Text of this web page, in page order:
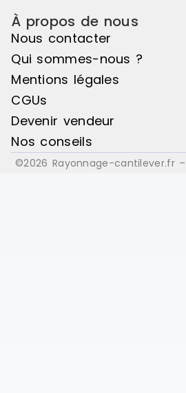
À propos de nous
Nous contacter
Qui sommes-nous ?
Mentions légales
CGUs
Devenir vendeur
Nos conseils
©2026 Rayonnage-cantilever.fr